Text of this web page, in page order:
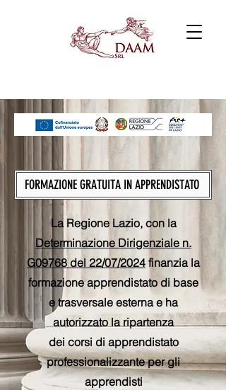
FORMAZIONE GRATUITA IN APPRENDISTATO
La Regione Lazio, con la
Determinazione Dirigenziale n.
G09768 del 22/07/2024 finanzia la
formazione apprendistato di base
e trasversale esterna e ha
autorizzato la ripartenza
dei corsi di apprendistato
professionalizzante per gli
apprendisti